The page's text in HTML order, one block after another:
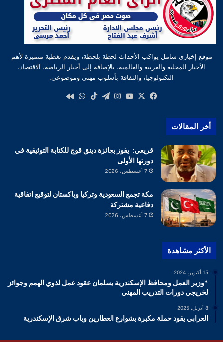
موقع إخباري شامل يواكب الأحداث لحظة بلحظة، ويقدم تغطية متميزة لأهم
الأخبار المحلية والعربية والعالمية، بالإضافة إلى أخبار الرياضة، الاقتصاد،
التكنولوجيا، والثقافة بأسلوب مهني وموضوعي.
فيسبوك
‫X
‫YouTube
انستقرام
تيلقرام‫TikTokواتساب
أخر المقالات
قريعي: يفوز بجائزة دينق قوج للكتابة التوثيقية في
دورتها الأولى
7 أغسطس، 2026
مكة تجمع السعودية وتركيا وباكستان لتوقيع اتفاقية
دفاعية مشتركة
7 أغسطس، 2026
الأكثر مشاهدة
15 أكتوبر، 2024
*وزير العمل ومحافظ الإسكندرية يسلمان عقود عمل لذوي الهمم وجوائز
لخريجي دورات التدريب المهني
8 أبريل، 2025
العرابي يقود حملة مكبرة بشوارع العطارين وباب شرق الإسكندرية